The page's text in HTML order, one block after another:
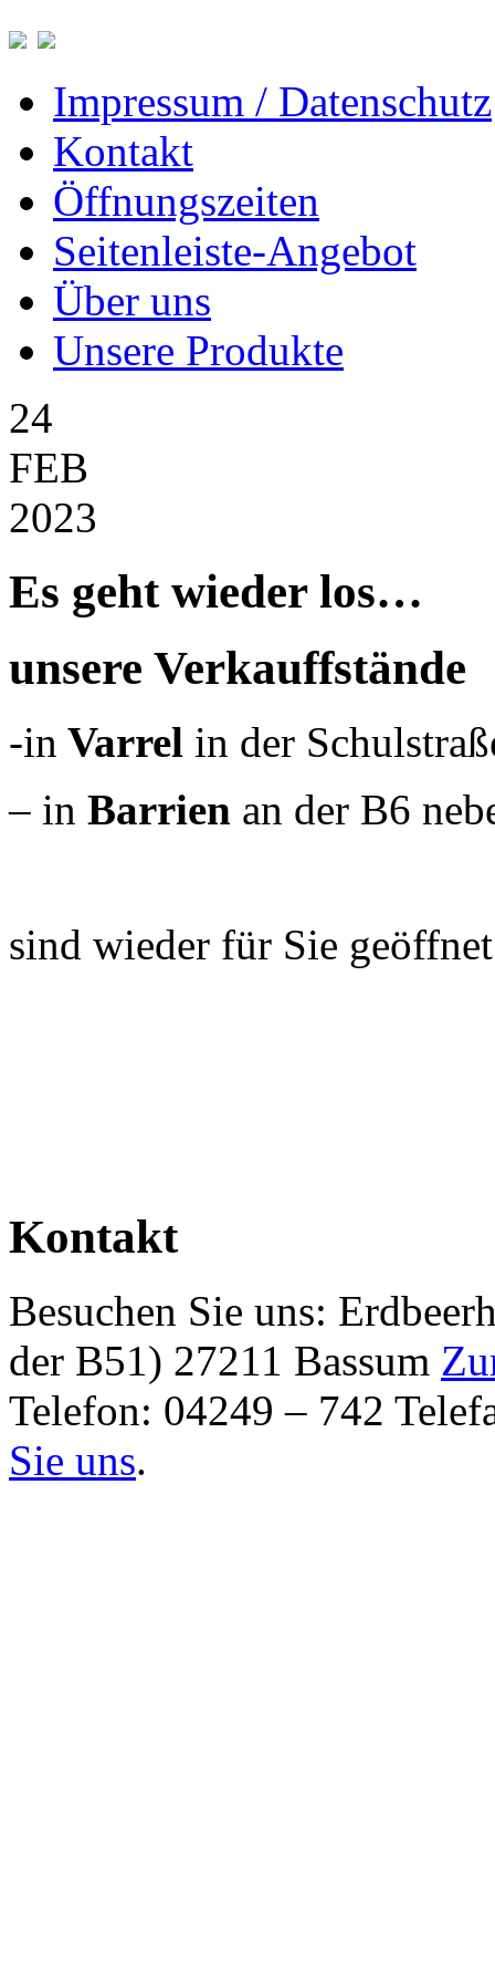
Impressum / Datenschutz
Kontakt
Öffnungszeiten
Seitenleiste-Angebot
Über uns
Unsere Produkte
24
FEB
2023
Es geht wieder los…
unsere Verkauffstände
-in Varrel in der
– in Barrien an der B6
sind wieder für Sie
Kontakt
Besuchen Sie uns:
der B51) 27211 Bassum
Telefon: 04249 – 742
Sie uns.